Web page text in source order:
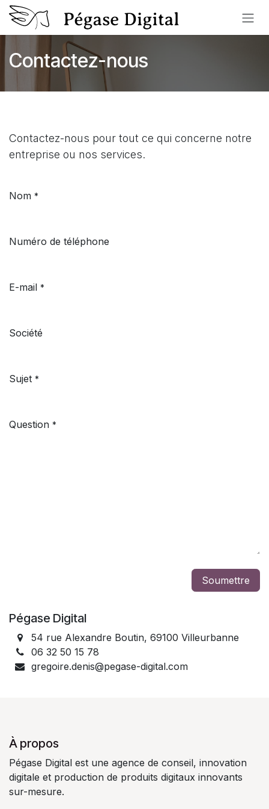
Se rendre au contenu
Contactez-nous
Contactez-nous pour tout ce qui concerne notre
entreprise ou nos services.
Nom *
Numéro de téléphone
E-mail *
Société
Sujet *
Question *
Soumettre
Pégase Digital
54 rue Alexandre Boutin, 69100 Villeurbanne
06 32 50 15 78
gregoire.denis@pegase-digital.com
À propos
Pégase Digital est une agence de conseil, innovation
digitale et production de produits digitaux innovants
sur-mesure.